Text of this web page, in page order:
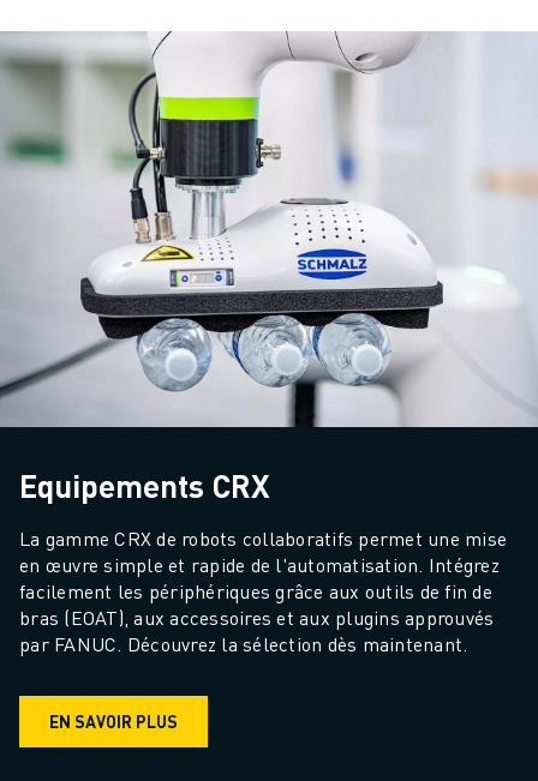
Equipements CRX
La gamme CRX de robots collaboratifs permet une mise
en œuvre simple et rapide de l'automatisation. Intégrez
facilement les périphériques grâce aux outils de fin de
bras (EOAT), aux accessoires et aux plugins approuvés
par FANUC. Découvrez la sélection dès maintenant.
EN SAVOIR PLUS